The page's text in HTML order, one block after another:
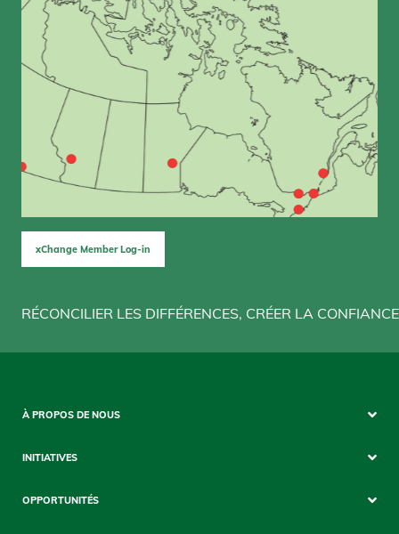
xChange Member Log-in
RÉCONCILIER LES DIFFÉRENCES, CRÉER LA CONFIANCE
Sitemap
À PROPOS DE NOUS
INITIATIVES
OPPORTUNITÉS